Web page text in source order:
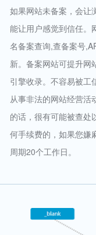
如果网站未备案，会让
能让用户感觉到信任。
名备案查询,查备案号
新。备案网站可提升网
引擎收录。不容易被工
从事非法的网站经营活
的话，很有可能被查处
何手续费的，如果您嫌
周期20个工作日。